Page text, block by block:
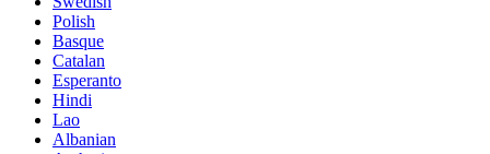
Polish
Basque
Catalan
Esperanto
Hindi
Lao
Albanian